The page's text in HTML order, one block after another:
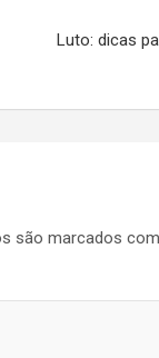
Luto: dicas
são marcados com